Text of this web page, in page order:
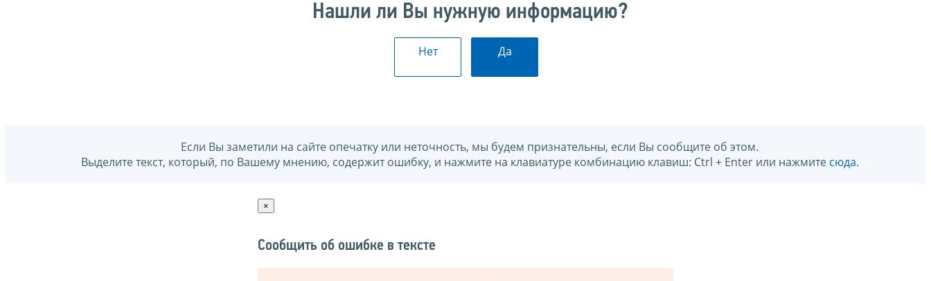
Нашли ли Вы нужную информацию?
Нет Да
Если Вы заметили на сайте опечатку или неточность, мы будем признательны, если Вы сообщите об этом.
Выделите текст, который, по Вашему мнению, содержит ошибку, и нажмите на клавиатуре комбинацию клавиш: Ctrl + Enter или нажмите сюда.
×
Сообщить об ошибке в тексте